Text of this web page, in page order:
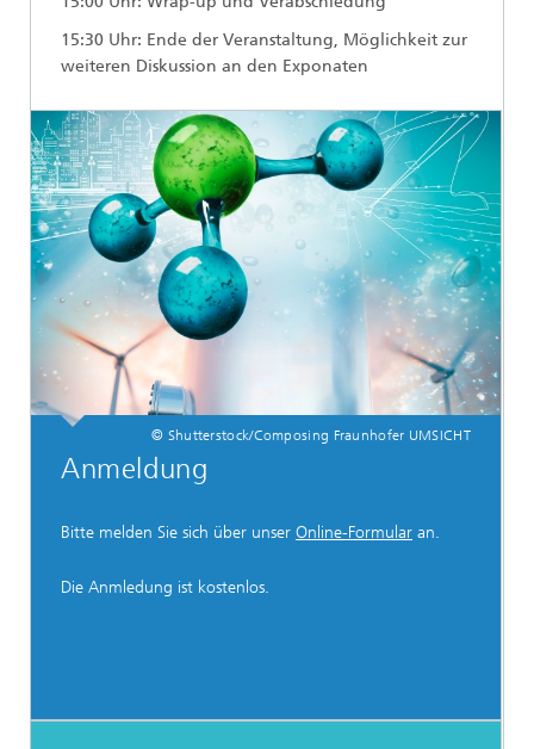
15:30 Uhr: Ende der Veranstaltung, Möglichkeit zur
weiteren Diskussion an den Exponaten
© Shutterstock/Composing Fraunhofer UMSICHT
Anmeldung
Bitte melden Sie sich über unser Online-Formular an.
Die Anmledung ist kostenlos.